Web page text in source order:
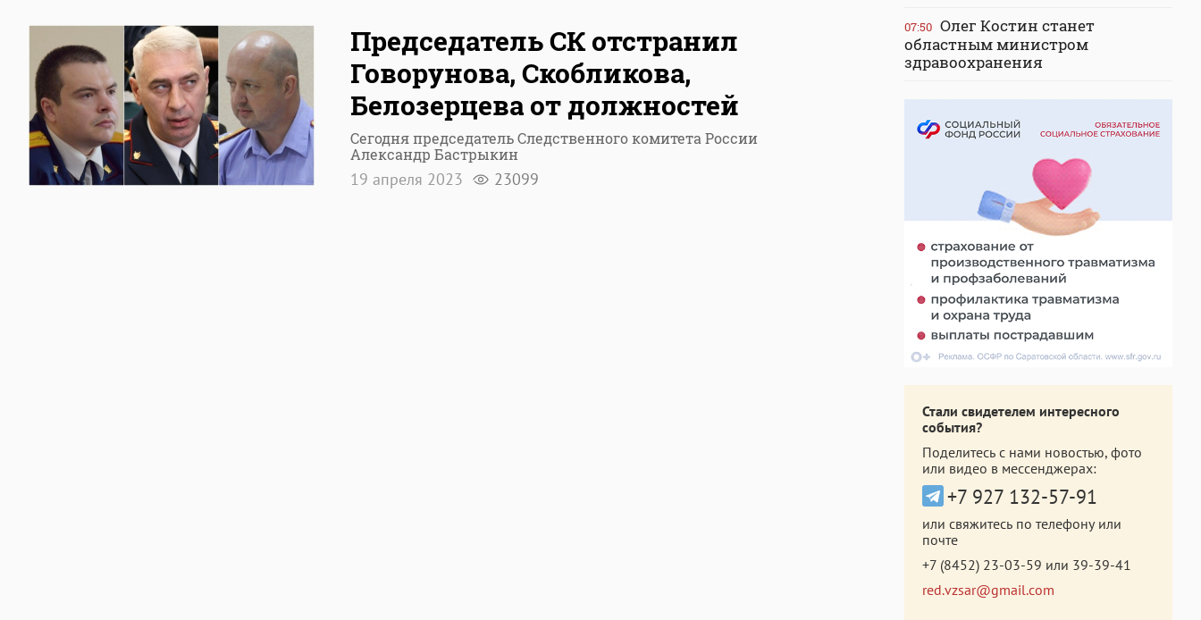
Председатель СК отстранил
Говорунова, Скобликова,
Белозерцева от должностей
Сегодня председатель Следственного комитета России
Александр Бастрыкин
19 апреля 2023 23099
07:50 Олег Костин станет
областным министром
здравоохранения
Стали свидетелем интересного
события?
Поделитесь с нами новостью, фото
или видео в мессенджерах:
+7 927 132-57-91
или свяжитесь по телефону или
почте
+7 (8452) 23-03-59 или 39-39-41
red.vzsar@gmail.com